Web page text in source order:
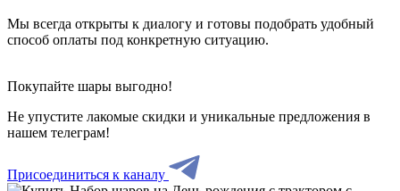
Мы всегда открыты к диалогу и готовы подобрать удобный
способ оплаты под конкретную ситуацию.
Покупайте шары выгодно!
Не упустите лакомые скидки и уникальные предложения в
нашем телеграм!
Присоединиться к каналу